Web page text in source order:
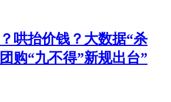
哄抬价钱？大数据“杀
购“九不得”新规出台”